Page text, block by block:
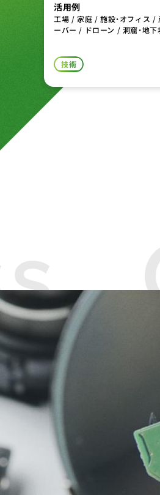
活用例
工場 / 家庭 / 施設・オフィス /
ーバー / ドローン / 洞窟・地下
技術